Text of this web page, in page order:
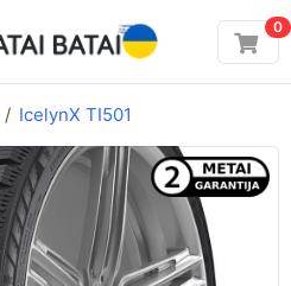
0
IcelynX TI501